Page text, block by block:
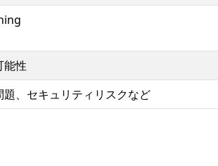
能性
、セキュリティリスクなど